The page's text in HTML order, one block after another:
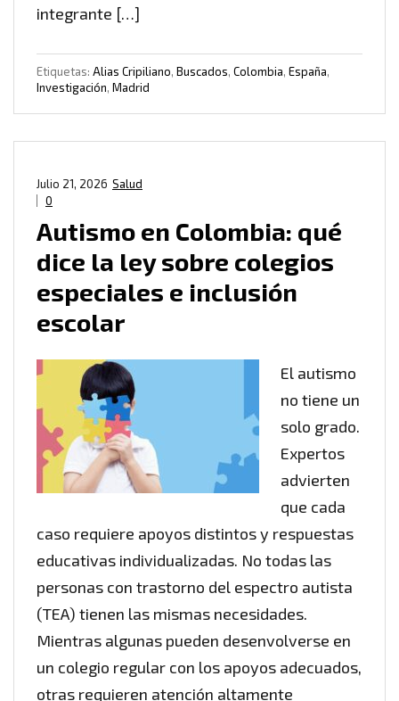
integrante […]
Etiquetas: Alias Cripiliano, Buscados, Colombia, España,
Investigación, Madrid
Salud
Julio 21, 2026
0
Autismo en Colombia: qué
dice la ley sobre colegios
especiales e inclusión
escolar
El autismo
no tiene un
solo grado.
Expertos
advierten
que cada
caso requiere apoyos distintos y respuestas
educativas individualizadas. No todas las
personas con trastorno del espectro autista
(TEA) tienen las mismas necesidades.
Mientras algunas pueden desenvolverse en
un colegio regular con los apoyos adecuados,
otras requieren atención altamente